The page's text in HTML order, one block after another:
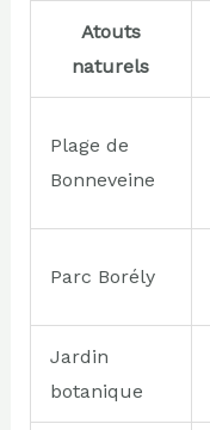
Atouts
naturels
Plage de
Bonneveine
Parc Borély
Jardin
botanique